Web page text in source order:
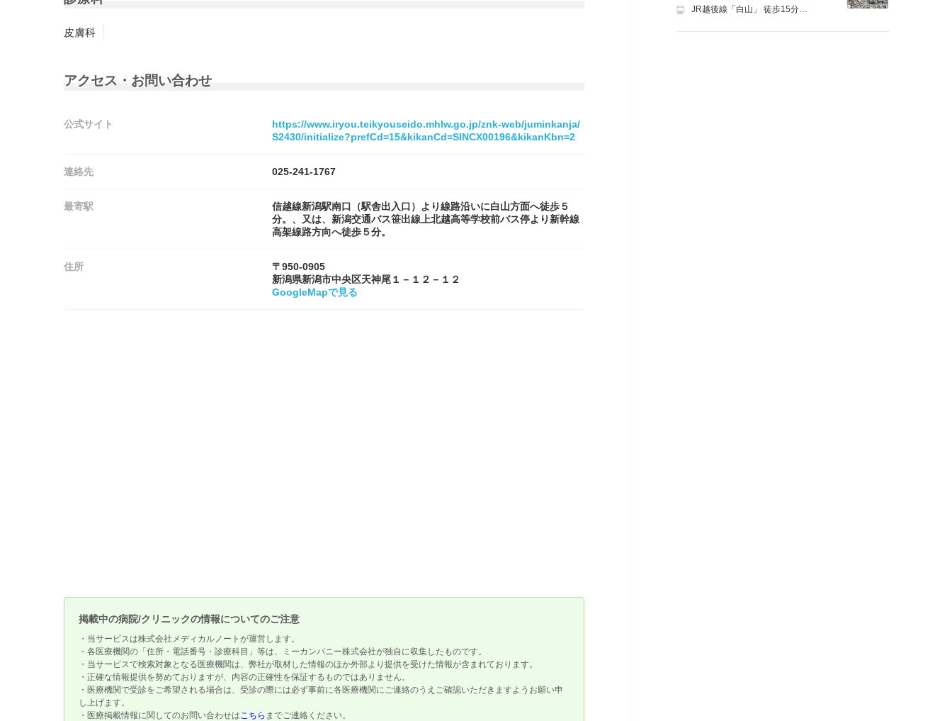
皮膚科
アクセス・お問い合わせ
公式サイト
https://www.iryou.teikyouseido.mhlw.go.jp/znk-web/juminkanja/
S2430/initialize?prefCd=15&kikanCd=SINCX00196&kikanKbn=2
連絡先 025-241-1767
最寄駅
信越線新潟駅南口（駅舎出入口）より線路沿いに白山方面へ徒歩５
分。、又は、新潟交通バス笹出線上北越高等学校前バス停より新幹線
高架線路方向へ徒歩５分。
住所
〒950-0905
新潟県新潟市中央区天神尾１－１２－１２
GoogleMapで見る
掲載中の病院/クリニックの情報についてのご注意
・当サービスは株式会社メディカルノートが運営します。
・各医療機関の「住所・電話番号・診療科目」等は、ミーカンパニー株式会社が独自に収集したものです。
・当サービスで検索対象となる医療機関は、弊社が取材した情報のほか外部より提供を受けた情報が含まれております。
・正確な情報提供を努めておりますが、内容の正確性を保証するものではありません。
・医療機関で受診をご希望される場合は、受診の際には必ず事前に各医療機関にご連絡のうえご確認いただきますようお願い申
し上げます。
・医療掲載情報に関してのお問い合わせはこちら までご連絡ください。
JR越後線「白山」 徒歩15分｜JR信越本線(直江津～新潟)「新潟」万代口 万代バスターミナルからバスの利用も可能(4番乗場 新大病院線) 車10分